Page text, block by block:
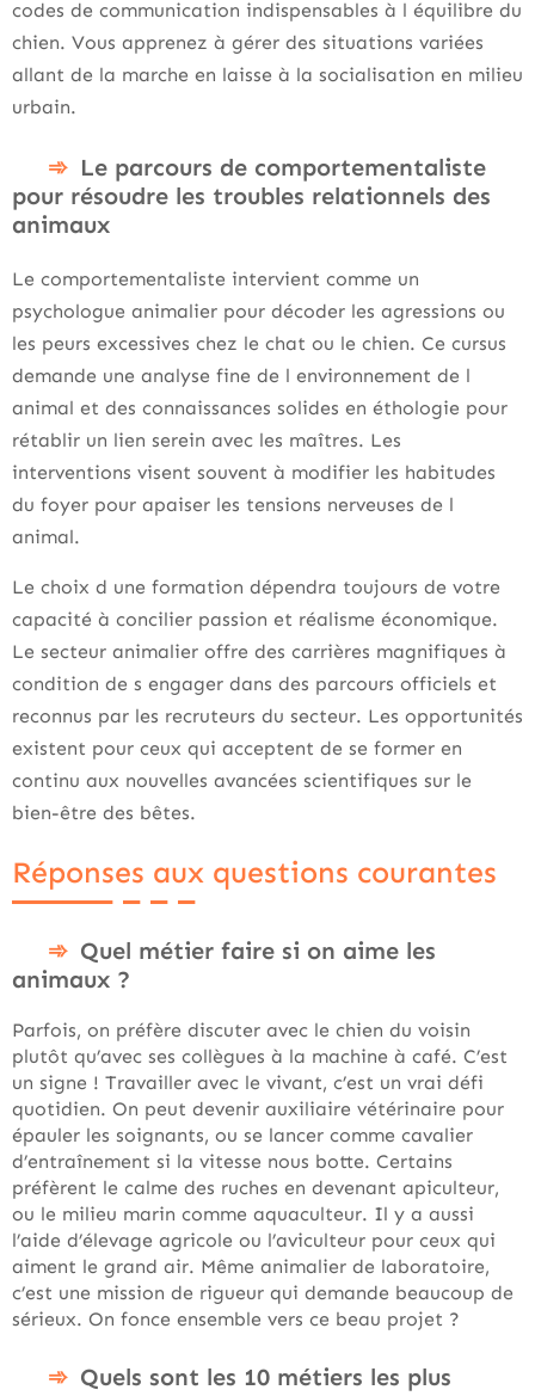
codes de communication indispensables à l équilibre du
chien. Vous apprenez à gérer des situations variées
allant de la marche en laisse à la socialisation en milieu
urbain.
Le parcours de comportementaliste
pour résoudre les troubles relationnels des
animaux
Le comportementaliste intervient comme un
psychologue animalier pour décoder les agressions ou
les peurs excessives chez le chat ou le chien. Ce cursus
demande une analyse fine de l environnement de l
animal et des connaissances solides en éthologie pour
rétablir un lien serein avec les maîtres. Les
interventions visent souvent à modifier les habitudes
du foyer pour apaiser les tensions nerveuses de l
animal.
Le choix d une formation dépendra toujours de votre
capacité à concilier passion et réalisme économique.
Le secteur animalier offre des carrières magnifiques à
condition de s engager dans des parcours officiels et
reconnus par les recruteurs du secteur. Les opportunités
existent pour ceux qui acceptent de se former en
continu aux nouvelles avancées scientifiques sur le
bien-être des bêtes.
Réponses aux questions courantes
Quel métier faire si on aime les
animaux ?
Parfois, on préfère discuter avec le chien du voisin
plutôt qu’avec ses collègues à la machine à café. C’est
un signe ! Travailler avec le vivant, c’est un vrai défi
quotidien. On peut devenir auxiliaire vétérinaire pour
épauler les soignants, ou se lancer comme cavalier
d’entraînement si la vitesse nous botte. Certains
préfèrent le calme des ruches en devenant apiculteur,
ou le milieu marin comme aquaculteur. Il y a aussi
l’aide d’élevage agricole ou l’aviculteur pour ceux qui
aiment le grand air. Même animalier de laboratoire,
c’est une mission de rigueur qui demande beaucoup de
sérieux. On fonce ensemble vers ce beau projet ?
Quels sont les 10 métiers les plus